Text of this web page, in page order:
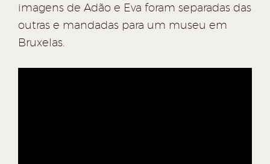
imagens de Adão e Eva foram separadas das
outras e mandadas para um museu em
Bruxelas.